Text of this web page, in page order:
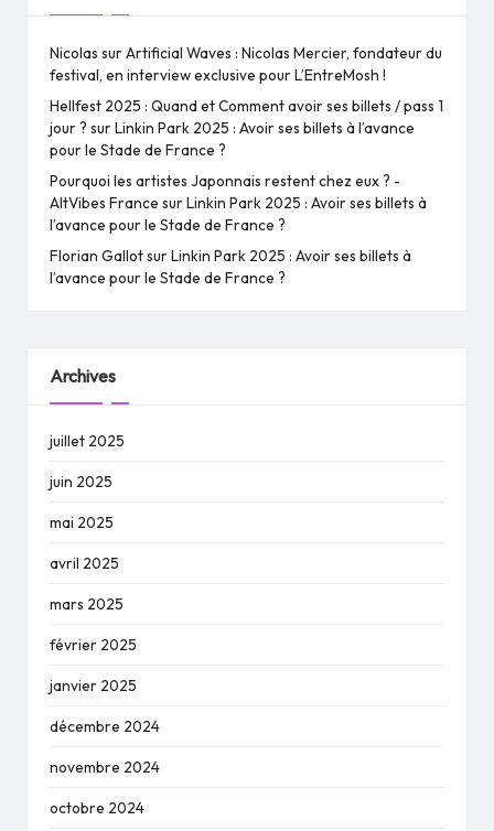
Nicolas surArtificial Waves : Nicolas Mercier, fondateur du
festival, en interview exclusive pour L’EntreMosh !
Hellfest 2025 : Quand et Comment avoir ses billets / pass 1
jour ? surLinkin Park 2025 : Avoir ses billets à l’avance
pour le Stade de France ?
Pourquoi les artistes Japonnais restent chez eux ? -
AltVibes France surLinkin Park 2025 : Avoir ses billets à
l’avance pour le Stade de France ?
Florian GallotsurLinkin Park 2025 : Avoir ses billets à
l’avance pour le Stade de France ?
Archives
juillet 2025
juin 2025
mai 2025
avril 2025
mars 2025
février 2025
janvier 2025
décembre 2024
novembre 2024
octobre 2024